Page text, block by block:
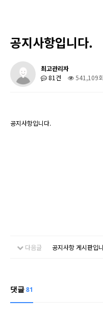
공지사항입니다.
최고관리자
81건
541,109회
공지사항입니다.
다음글 공지사항 게시판입
댓글81